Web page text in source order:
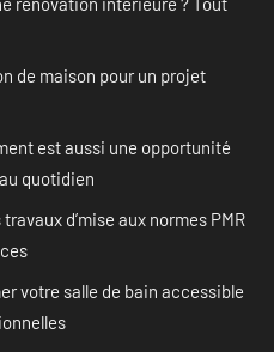
de maison pour un projet
est aussi une opportunité
quotidien
d’mise aux normes PMR
votre salle de bain accessible